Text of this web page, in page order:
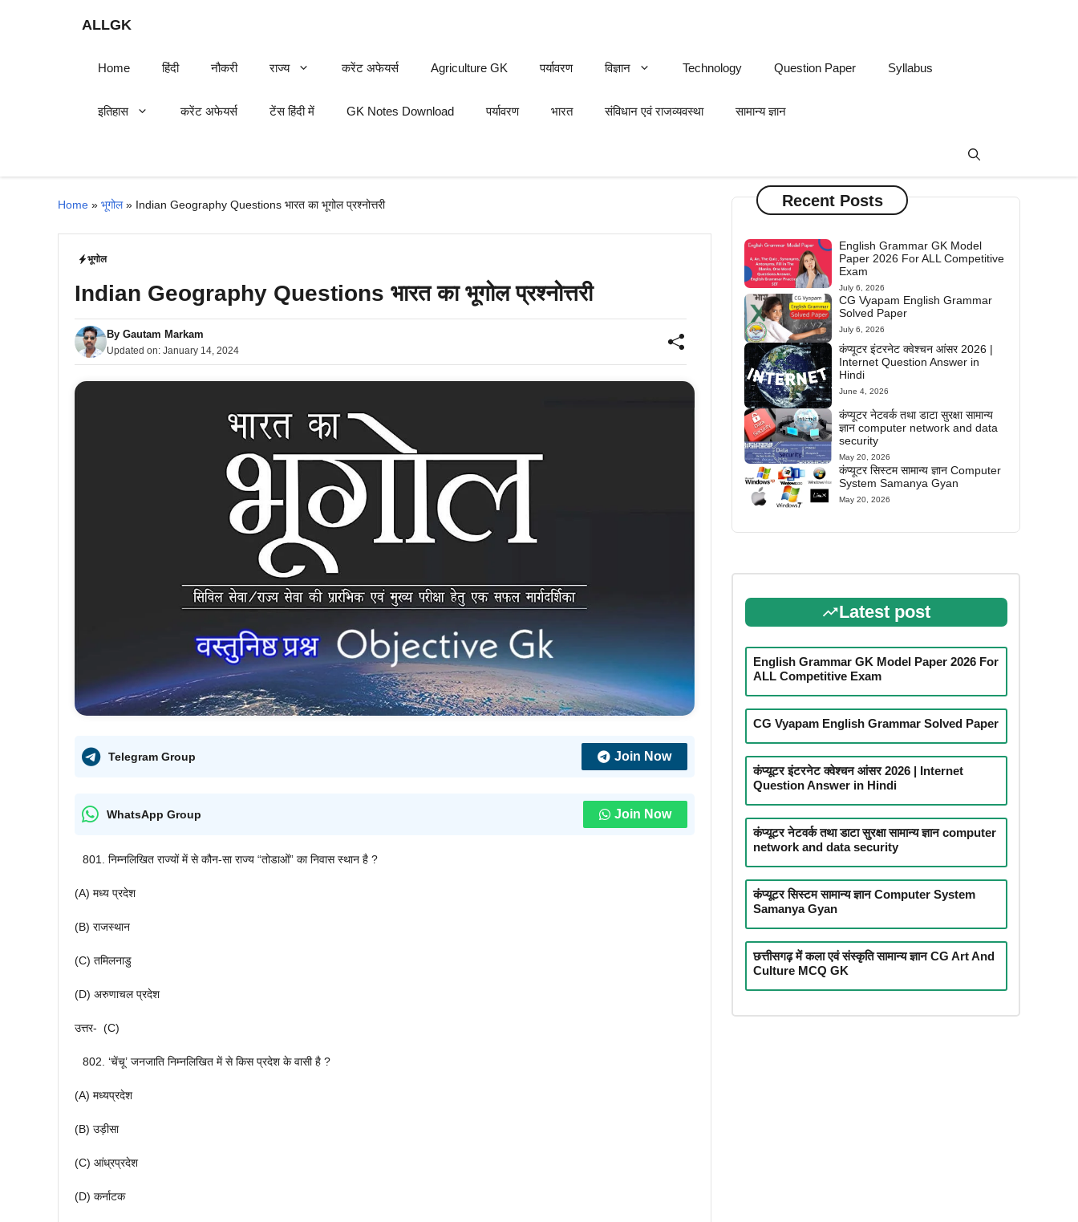
ALLGK
Home हिंदी नौकरी राज्य करेंट अफेयर्स Agriculture GK पर्यावरण विज्ञान Technology Question Paper Syllabus
इतिहास करेंट अफेयर्स टेंस हिंदी में GK Notes Download पर्यावरण भारत संविधान एवं राजव्यवस्था सामान्य ज्ञान
Home » भूगोल» Indian Geography Questions भारत का भूगोल प्रश्नोत्तरी
भूगोल
Indian Geography Questions भारत का भूगोल प्रश्नोत्तरी
By Gautam Markam
Updated on: January 14, 2024
Telegram Group Join Now
WhatsApp Group Join Now
निम्नलिखित राज्यों में से कौन-सा राज्य “तोडाओं” का निवास स्थान है ?
(A) मध्य प्रदेश
(B) राजस्थान
(C) तमिलनाडु
(D) अरुणाचल प्रदेश
उत्तर- (C)
‘चेंचू’ जनजाति निम्नलिखित में से किस प्रदेश के वासी है ?
(A) मध्यप्रदेश
(B) उड़ीसा
(C) आंध्रप्रदेश
(D) कर्नाटक
Recent Posts
English Grammar GK Model
Paper 2026 For ALL Competitive
Exam
July 6, 2026
CG Vyapam English Grammar
Solved Paper
July 6, 2026
कंप्यूटर इंटरनेट क्वेश्चन आंसर 2026 |
Internet Question Answer in
Hindi
June 4, 2026
कंप्यूटर नेटवर्क तथा डाटा सुरक्षा सामान्य
ज्ञान computer network and data
security
May 20, 2026
कंप्यूटर सिस्टम सामान्य ज्ञान Computer
System Samanya Gyan
May 20, 2026
Latest post
English Grammar GK Model Paper 2026 For
ALL Competitive Exam
CG Vyapam English Grammar Solved Paper
कंप्यूटर इंटरनेट क्वेश्चन आंसर 2026 | Internet
Question Answer in Hindi
कंप्यूटर नेटवर्क तथा डाटा सुरक्षा सामान्य ज्ञान computer
network and data security
कंप्यूटर सिस्टम सामान्य ज्ञान Computer System
Samanya Gyan
छत्तीसगढ़ में कला एवं संस्कृति सामान्य ज्ञान CG Art And
Culture MCQ GK